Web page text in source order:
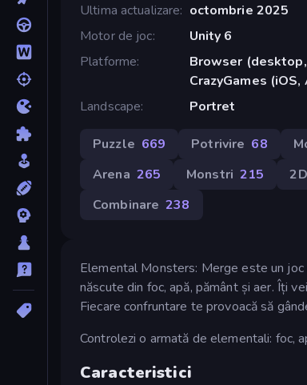
Ultima actualizare
octombrie 2025
Motor de joc
Unity 6
Platforme
Browser
CrazyGames
Landscape
Portret
Puzzle 669 Potrivire 68
Arena 265 Monstri 215 2D
Combinare 238
Elemental Monsters: Merge este un
născute din foc, apă, pământ și aer. Îți
Fiecare confruntare te provoacă să
Controlezi o armată de elementali: foc,
Caracteristici